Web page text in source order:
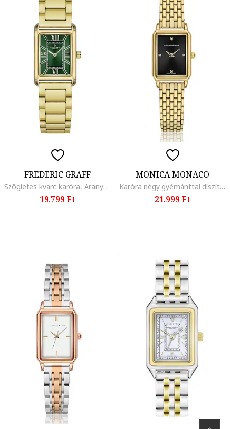
FREDERIC GRAFF
Szögletes kvarc karóra, Aranyszín
19.799 Ft
MONICA MONACO
Karóra négy gyémánttal díszítve, Aranyszín
21.999 Ft